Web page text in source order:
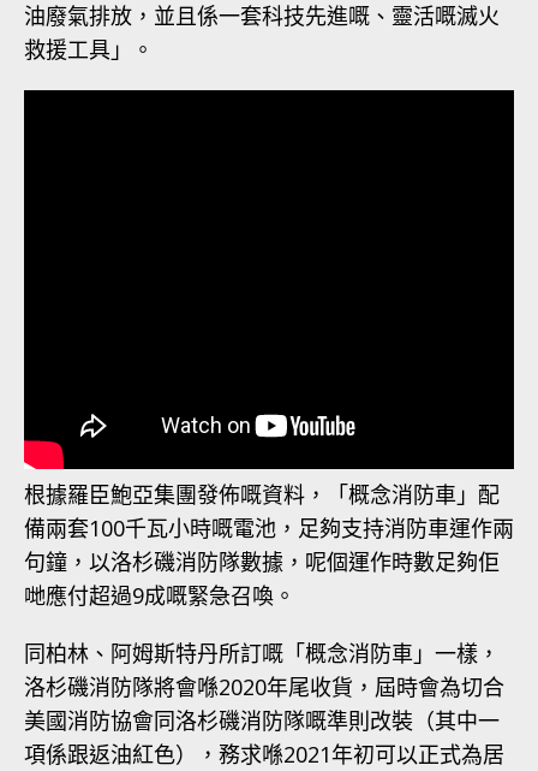
油廢氣排放，並且係一套科技先進嘅、靈活嘅滅火
救援工具」。
根據羅臣鮑亞集團發佈嘅資料，「概念消防車」配
備兩套100千瓦小時嘅電池，足夠支持消防車運作兩
句鐘，以洛杉磯消防隊數據，呢個運作時數足夠佢
哋應付超過9成嘅緊急召喚。
同柏林、阿姆斯特丹所訂嘅「概念消防車」一樣，
洛杉磯消防隊將會喺2020年尾收貨，屆時會為切合
美國消防協會同洛杉磯消防隊嘅準則改裝（其中一
項係跟返油紅色），務求喺2021年初可以正式為居